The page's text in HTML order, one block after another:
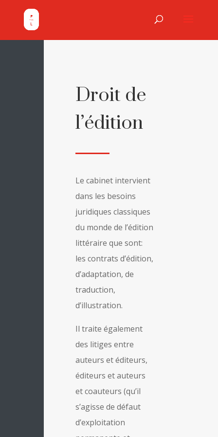
Droit de
l’édition
Le cabinet intervient
dans les besoins
juridiques classiques
du monde de l’édition
littéraire que sont:
les contrats d’édition,
d’adaptation, de
traduction,
d’illustration.
Il traite également
des litiges entre
auteurs et éditeurs,
éditeurs et auteurs
et coauteurs (qu’il
s’agisse de défaut
d’exploitation